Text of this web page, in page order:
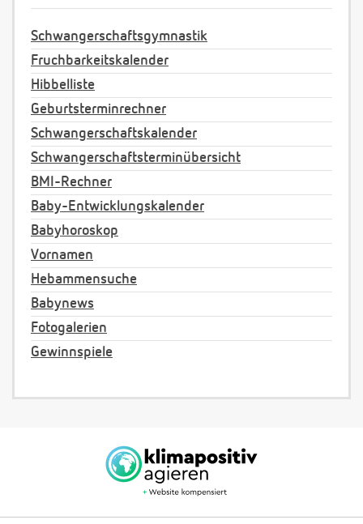
Schwangerschaftsgymnastik
Fruchbarkeitskalender
Hibbelliste
Geburtsterminrechner
Schwangerschaftskalender
Schwangerschaftsterminübersicht
BMI-Rechner
Baby-Entwicklungskalender
Babyhoroskop
Vornamen
Hebammensuche
Babynews
Fotogalerien
Gewinnspiele